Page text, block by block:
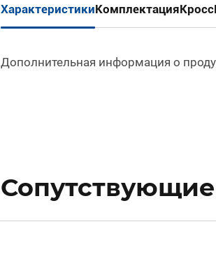
ХарактеристикиКомплектация
Дополнительная информация о